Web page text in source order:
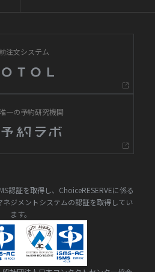
注文システム
一の予約研究機関
認証を取得し、ChoiceRESERVEに係る
ネジメントシステムの認証を取得してい
ます。